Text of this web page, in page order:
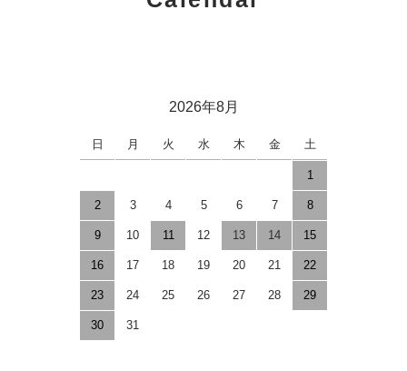
2026年8月
日 月 火 水 木 金 土
1
2 3 4 5 6 7 8
9 10 11 12 13 14 15
16 17 18 19 20 21 22
23 24 25 26 27 28 29
30 31